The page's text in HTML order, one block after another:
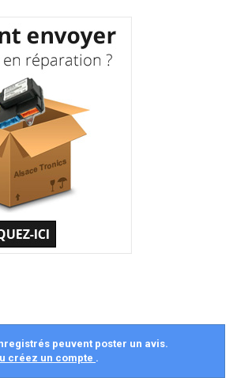
peuvent poster un avis.
créez un compte .